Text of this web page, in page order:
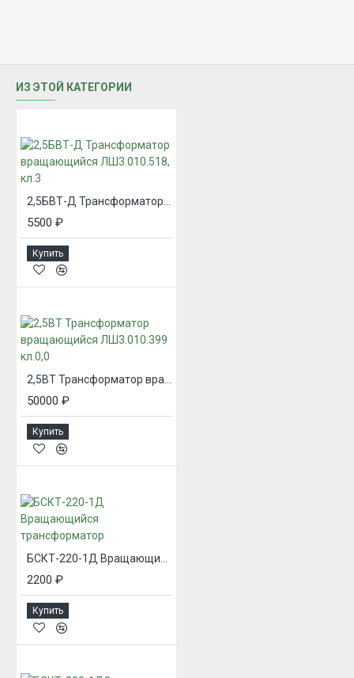
ИЗ ЭТОЙ КАТЕГОРИИ
5500 ₽
Купить
2,5ВТ Трансформатор вращающийся ЛШ3.010.399 кл.0,0
50000 ₽
Купить
БСКТ-220-1Д Вращающийся трансформатор
2200 ₽
Купить